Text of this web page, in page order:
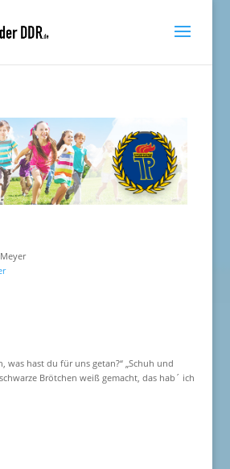
was hast du für uns getan?“ „Schuh und
Brötchen weiß gemacht, das hab´ ich